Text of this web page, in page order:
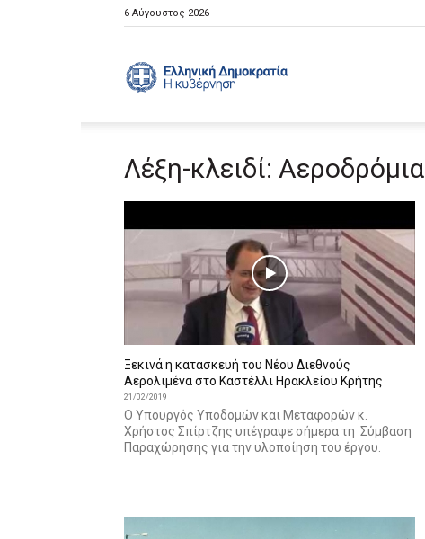
6 Αύγουστος 2026
Κυβέρνηση
Λέξη-κλειδί: Αεροδρόμια
Ξεκινά η κατασκευή του Νέου Διεθνούς
Αερολιμένα στο Καστέλλι Ηρακλείου Κρήτης
21/02/2019
Ο Υπουργός Υποδομών και Μεταφορών κ.
Χρήστος Σπίρτζης υπέγραψε σήμερα τη Σύμβαση
Παραχώρησης για την υλοποίηση του έργου.